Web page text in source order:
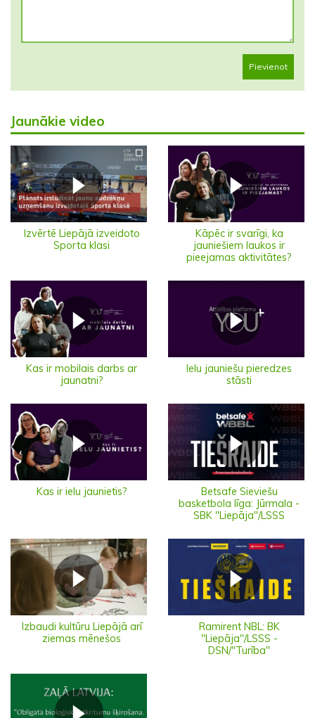
Pievienot
Jaunākie video
Izvērtē Liepājā izveidoto
Sporta klasi
Kāpēc ir svarīgi, ka
jauniešiem laukos ir
pieejamas aktivitātes?
Kas ir mobilais darbs ar
jaunatni?
Ielu jauniešu pieredzes
stāsti
Kas ir ielu jaunietis?
Betsafe Sieviešu
basketbola līga: Jūrmala -
SBK "Liepāja"/LSSS
Izbaudi kultūru Liepājā arī
ziemas mēnešos
Ramirent NBL: BK
"Liepāja"/LSSS -
DSN/"Turība"